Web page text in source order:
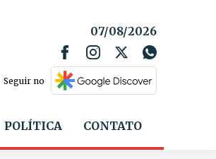
07/08/2026
Seguir no
POLÍTICA CONTATO